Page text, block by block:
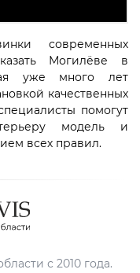
современных
Могилёве в
уже много лет
качественных
помогут
модель и
всех правил.
с 2010 года.